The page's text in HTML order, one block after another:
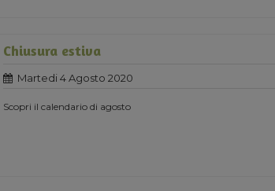
Chiusura estiva
Martedi 4 Agosto 2020
Scopri il calendario di agosto